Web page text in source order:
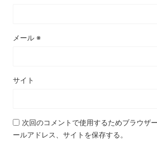
メール ※
サイト
次回のコメントで使用するためブラウザ
ールアドレス、サイトを保存する。